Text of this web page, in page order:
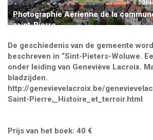
Photographie Aérienne de la
saint-Pierre
De geschiedenis van de gemeente
beschreven in “Sint-Pieters-Woluwe.
onder leiding van Geneviève Lacroix.
bladzijden.
http://genevievelacroix.be/
Saint-Pierre,_Histoire_et_terroir.html
Prijs van het boek: 40 €